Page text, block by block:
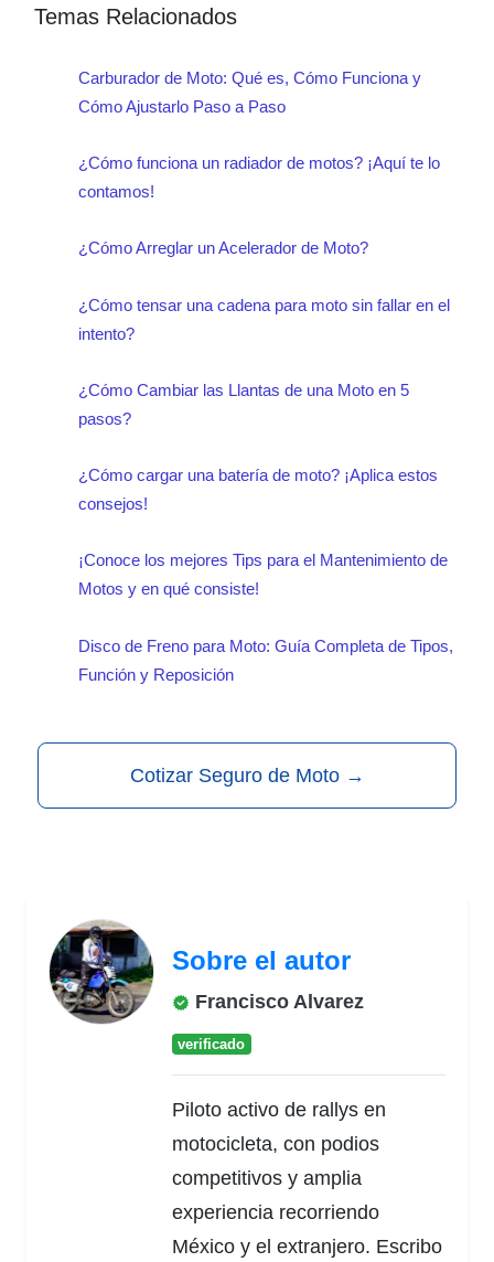
Temas Relacionados
Carburador de Moto: Qué es, Cómo Funciona y
Cómo Ajustarlo Paso a Paso
¿Cómo funciona un radiador de motos? ¡Aquí te lo
contamos!
¿Cómo Arreglar un Acelerador de Moto?
¿Cómo tensar una cadena para moto sin fallar en el
intento?
¿Cómo Cambiar las Llantas de una Moto en 5
pasos?
¿Cómo cargar una batería de moto? ¡Aplica estos
consejos!
¡Conoce los mejores Tips para el Mantenimiento de
Motos y en qué consiste!
Disco de Freno para Moto: Guía Completa de Tipos,
Función y Reposición
Cotizar Seguro de Moto →
Sobre el autor
Francisco Alvarez
verificado
Piloto activo de rallys en
motocicleta, con podios
competitivos y amplia
experiencia recorriendo
México y el extranjero. Escribo